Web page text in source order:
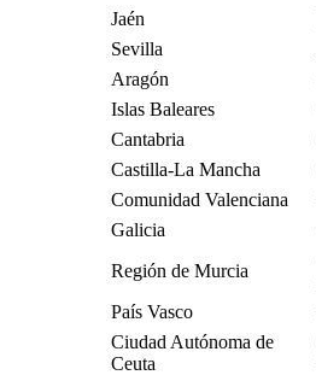
Jaén
Sevilla
Aragón
Islas Baleares
Cantabria
Castilla-La Mancha
Comunidad Valenciana
Galicia
Región de Murcia
País Vasco
Ciudad Autónoma de
Ceuta